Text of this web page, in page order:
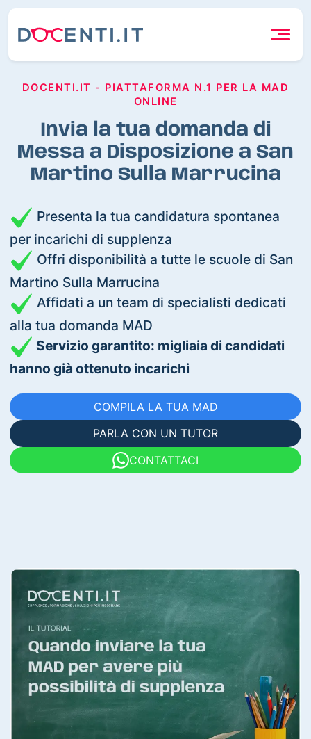
DOCENTI.IT - PIATTAFORMA N.1 PER LA MAD
ONLINE
Invia la tua domanda di
Messa a Disposizione a San
Martino Sulla Marrucina
Presenta la tua candidatura spontanea
per incarichi di supplenza
Offri disponibilità a tutte le scuole di San
Martino Sulla Marrucina
Affidati a un team di specialisti dedicati
alla tua domanda MAD
Servizio garantito: migliaia di candidati
hanno già ottenuto incarichi
COMPILA LA TUA MAD
PARLA CON UN TUTOR
CONTATTACI